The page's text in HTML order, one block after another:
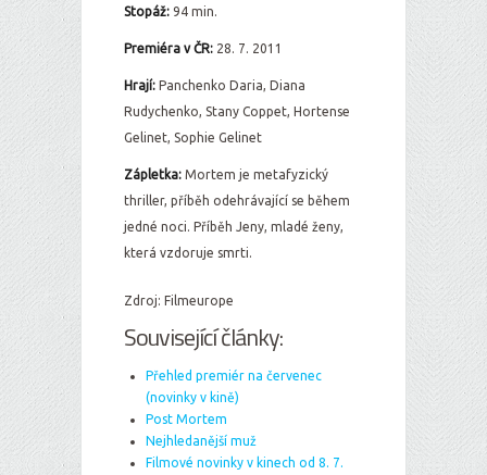
Stopáž: 94 min.
Premiéra v ČR: 28. 7. 2011
Hrají: Panchenko Daria, Diana
Rudychenko, Stany Coppet, Hortense
Gelinet, Sophie Gelinet
Zápletka: Mortem je metafyzický
thriller, příběh odehrávající se během
jedné noci. Příběh Jeny, mladé ženy,
která vzdoruje smrti.
Zdroj: Filmeurope
Související články:
Přehled premiér na červenec
(novinky v kině)
Post Mortem
Nejhledanější muž
Filmové novinky v kinech od 8. 7.